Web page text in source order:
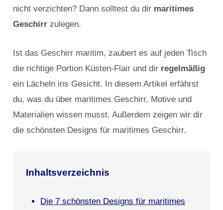
nicht verzichten? Dann solltest du dir maritimes
Geschirr zulegen.
Ist das Geschirr maritim, zaubert es auf jeden Tisch
die richtige Portion Küsten-Flair und dir regelmäßig
ein Lächeln ins Gesicht. In diesem Artikel erfährst
du, was du über maritimes Geschirr, Motive und
Materialien wissen musst. Außerdem zeigen wir dir
die schönsten Designs für maritimes Geschirr.
Inhaltsverzeichnis
Die 7 schönsten Designs für maritimes